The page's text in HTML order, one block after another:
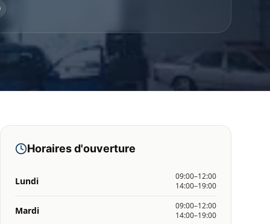
Horaires d'ouverture
Lundi
09:00–12:00
14:00–19:00
Mardi
09:00–12:00
14:00–19:00